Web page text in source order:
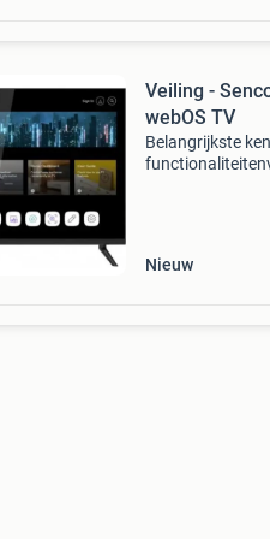
Veiling -
webOS TV
Belangrijkste
Nieuw